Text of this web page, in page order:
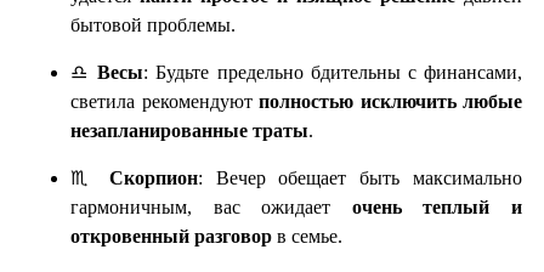
бытовой проблемы.
♎Весы: Будьте предельно бдительны с финансами,
светила рекомендуют полностью исключить любые
незапланированные траты.
♏ Скорпион: Вечер обещает быть максимально
гармоничным, вас ожидает очень теплый и
откровенный разговор в семье.